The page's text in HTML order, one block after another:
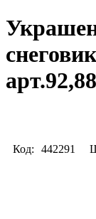
Код: 442291